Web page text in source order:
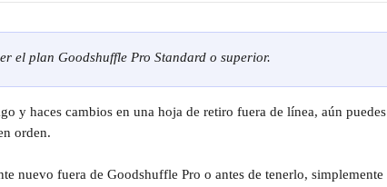
el plan Goodshuffle Pro Standard o superior.
y haces cambios en una hoja de retiro fuera de línea, aún puedes
orden.
nuevo fuera de Goodshuffle Pro o antes de tenerlo, simplemente